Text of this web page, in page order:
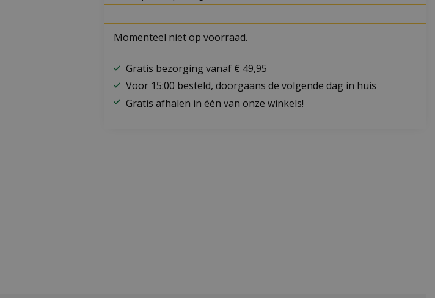
Momenteel niet op voorraad.
Gratis bezorging vanaf € 49,95
Voor 15:00 besteld, doorgaans de volgende dag in huis
Gratis afhalen in één van onze winkels!